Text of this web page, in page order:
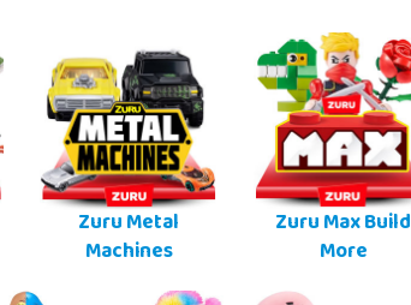
Zuru Metal
Machines
Zuru Max Build
More